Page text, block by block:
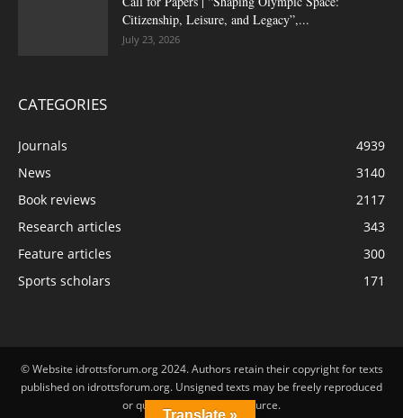
Citizenship, Leisure, and Legacy”,...
July 23, 2026
CATEGORIES
Journals
4939
News
3140
Book reviews
2117
Research articles
343
Feature articles
300
Sports scholars
171
© Website idrottsforum.org 2024. Authors retain their copyright for texts
published on idrottsforum.org. Unsigned texts may be freely reproduced
or quoted by stating the source.
Translate »